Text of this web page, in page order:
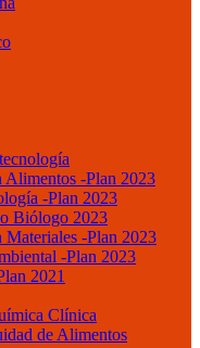
-Plan 2023
-Plan 2023
Biólogo 2023
-Plan 2023
-Plan 2023
2021
Clínica
de Alimentos